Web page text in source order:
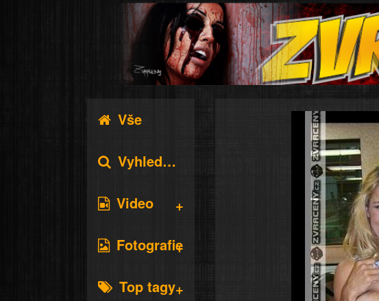
Vše
Vyhledávání
Video
Fotografie
Top tagy